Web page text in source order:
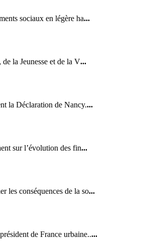
sociaux en légère ha...
la Jeunesse et de la V...
la Déclaration de Nancy....
sur l’évolution des fin...
les conséquences de la so...
de France urbaine.....